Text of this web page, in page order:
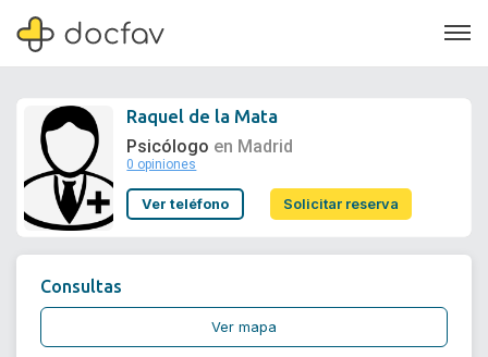
Soporte
Raquel de la Mata
Psicólogo en Madrid
0 opiniones
Ver teléfono Solicitar reserva
Consultas
Ver mapa